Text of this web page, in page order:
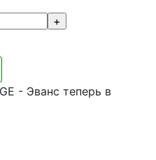
- Эванс теперь в